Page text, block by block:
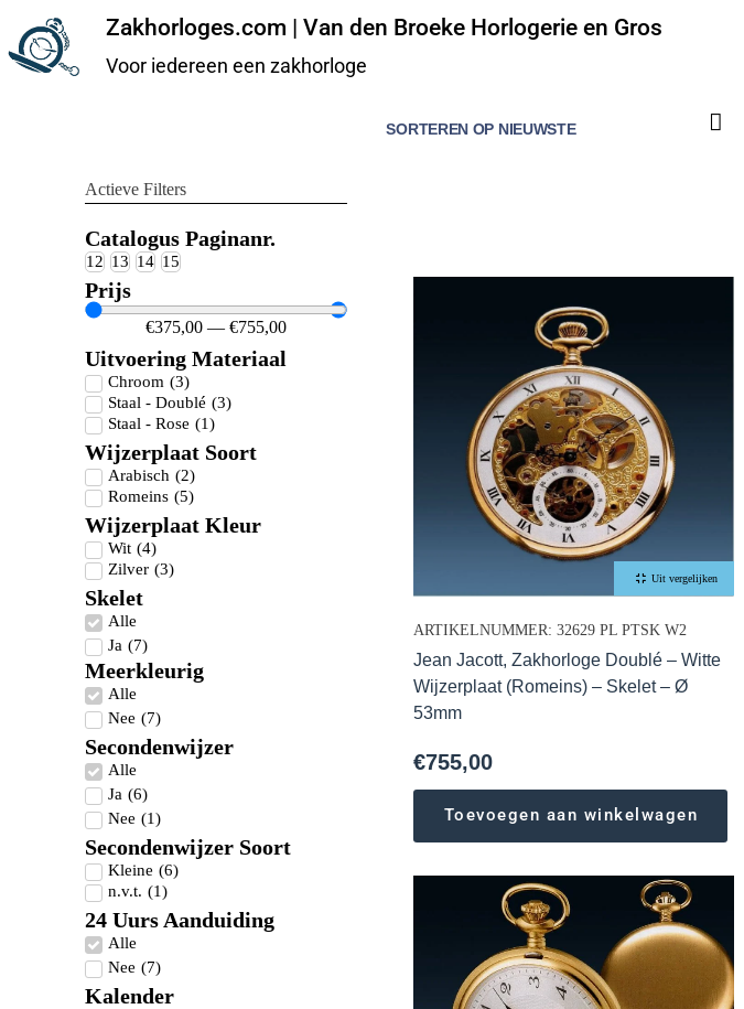
Zakhorloges.com | Van den Broeke Horlogerie en Gros
Voor iedereen een zakhorloge
Actieve Filters
Catalogus Paginanr.
12 13 14 15
Prijs
€375,00 —€755,00
Uitvoering Materiaal
Chroom (3)
Staal - Doublé (3)
Staal - Rose (1)
Wijzerplaat Soort
Arabisch (2)
Romeins (5)
Wijzerplaat Kleur
Wit (4)
Zilver (3)
Skelet
Alle
Ja (7)
Meerkleurig
Alle
Nee (7)
Secondenwijzer
Alle
Ja (6)
Nee (1)
Secondenwijzer Soort
Kleine (6)
n.v.t. (1)
24 Uurs Aanduiding
Alle
Nee (7)
Kalender
Uit vergelijken
ARTIKELNUMMER: 32629 PL PTSK W2
Jean Jacott, Zakhorloge Doublé – Witte
Wijzerplaat (Romeins) – Skelet – Ø
53mm
€755,00
Toevoegen aan winkelwagen